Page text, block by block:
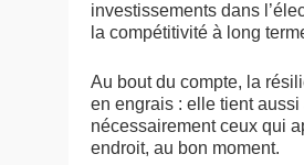
investissements dans
la compétitivité à long
Au bout du compte, la
en engrais : elle tient
nécessairement ceux qui
endroit, au bon moment.